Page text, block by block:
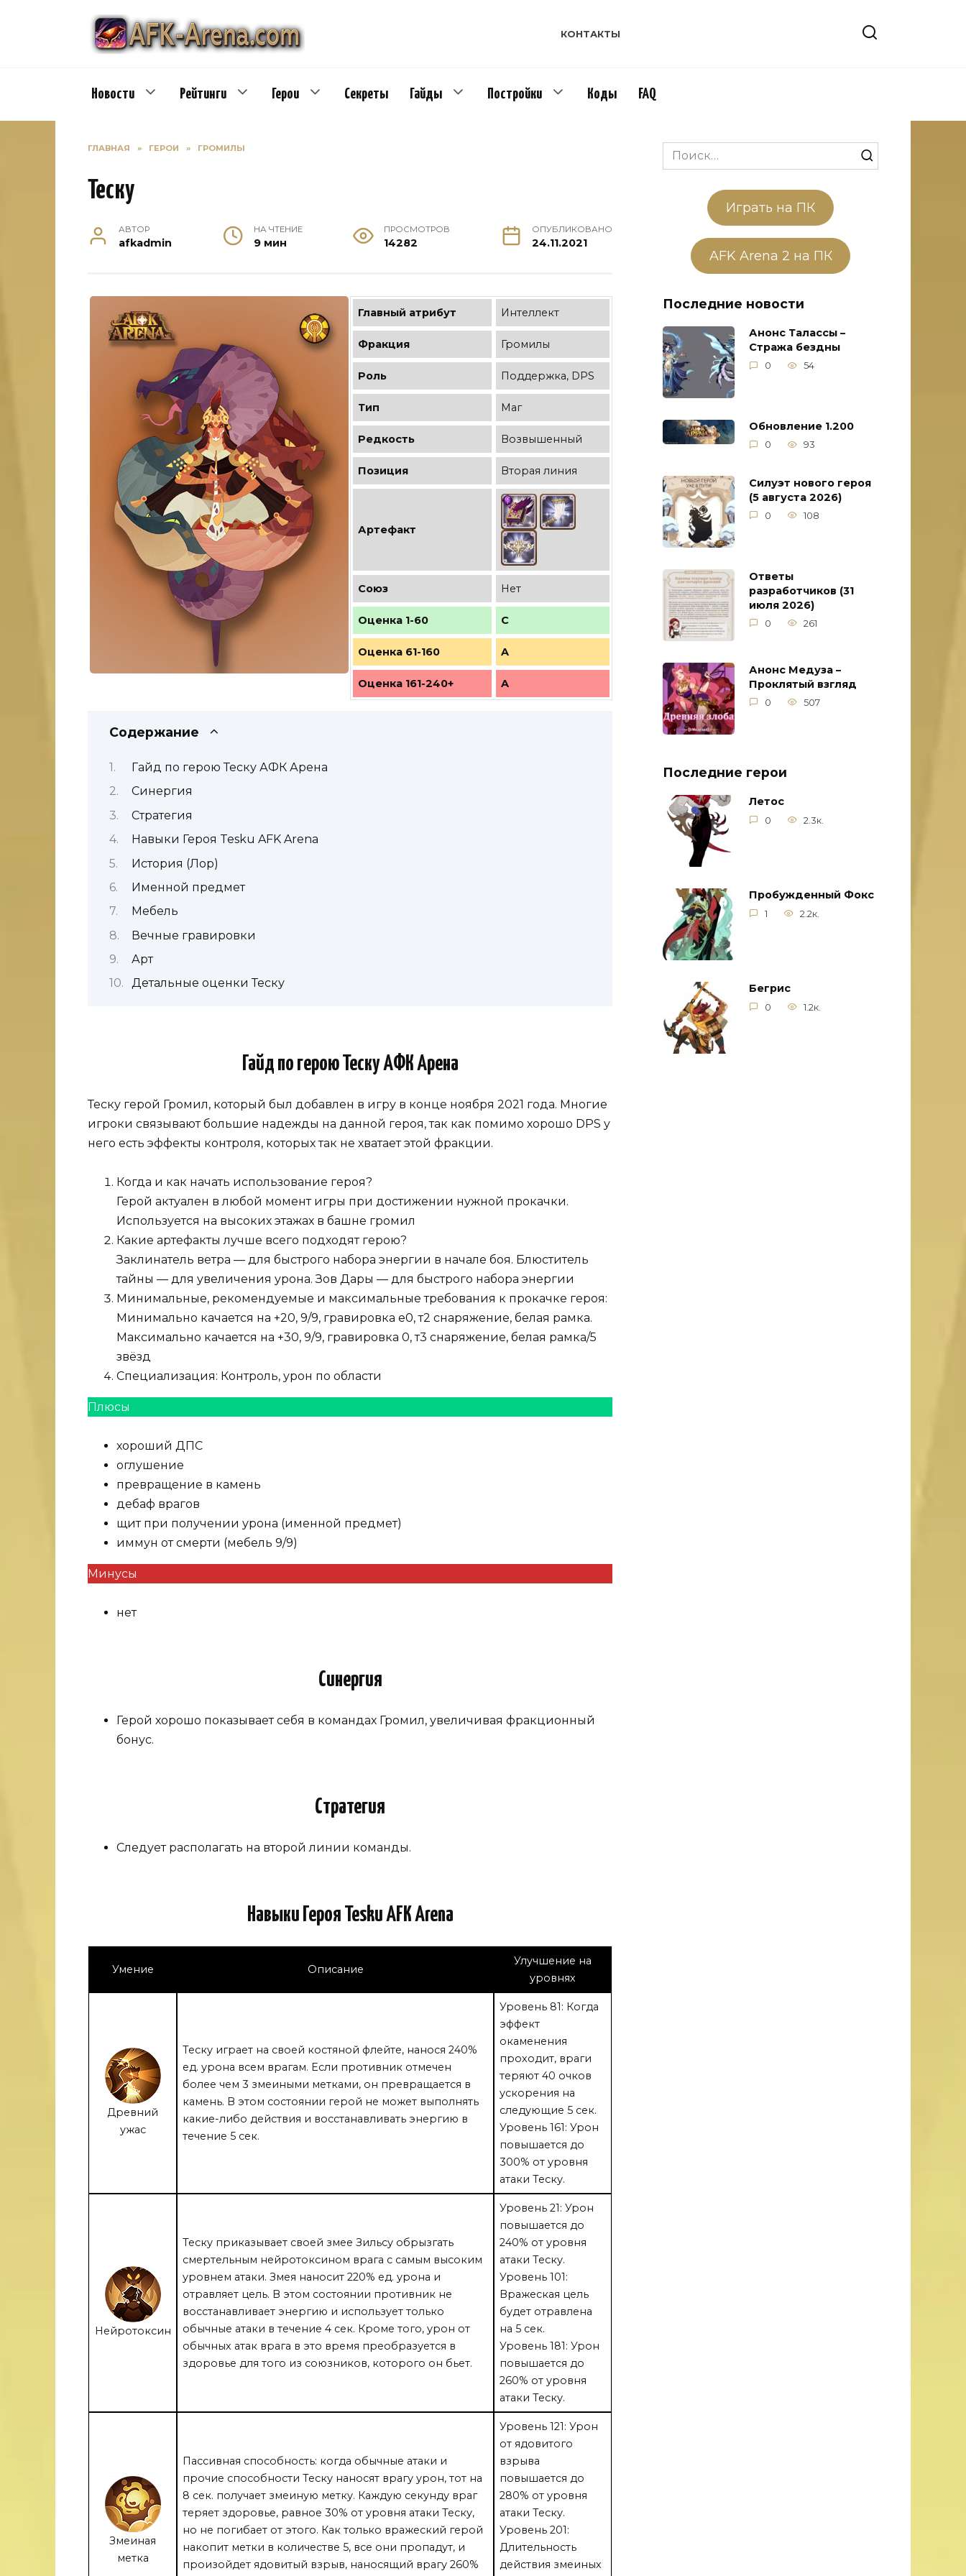
КОНТАКТЫ
Новости Рейтинги Герои Секреты Гайды Постройки Коды FAQ
ГЛАВНАЯ » ГЕРОИ » ГРОМИЛЫ
Теску
АВТОР
afkadmin
НА ЧТЕНИЕ
9 мин
ПРОСМОТРОВ
14282
ОПУБЛИКОВАНО
24.11.2021
Главный атрибут Интеллект
Фракция Громилы
Роль Поддержка, DPS
Тип Маг
Редкость Возвышенный
Позиция Вторая линия
Артефакт
Союз Нет
Оценка 1-60 C
Оценка 61-160 A
Оценка 161-240+ A
Содержание
Гайд по герою Теску АФК Арена
Синергия
Стратегия
Навыки Героя Tesku AFK Arena
История (Лор)
Именной предмет
Мебель
Вечные гравировки
Арт
Детальные оценки Теску
Гайд по герою Теску АФК Арена
Теску герой Громил, который был добавлен в игру в конце ноября 2021 года. Многие
игроки связывают большие надежды на данной героя, так как помимо хорошо DPS у
него есть эффекты контроля, которых так не хватает этой фракции.
Когда и как начать использование героя?
Герой актуален в любой момент игры при достижении нужной прокачки.
Используется на высоких этажах в башне громил
Какие артефакты лучше всего подходят герою?
Заклинатель ветра — для быстрого набора энергии в начале боя. Блюститель
тайны — для увеличения урона. Зов Дары — для быстрого набора энергии
Минимальные, рекомендуемые и максимальные требования к прокачке героя:
Минимально качается на +20, 9/9, гравировка е0, т2 снаряжение, белая рамка.
Максимально качается на +30, 9/9, гравировка 0, т3 снаряжение, белая рамка/5
звёзд
Специализация: Контроль, урон по области
Плюсы
хороший ДПС
оглушение
превращение в камень
дебаф врагов
щит при получении урона (именной предмет)
иммун от смерти (мебель 9/9)
Минусы
нет
Синергия
Герой хорошо показывает себя в командах Громил, увеличивая фракционный
бонус.
Стратегия
Следует располагать на второй линии команды.
Навыки Героя Tesku AFK Arena
Умение Описание
Улучшение на
уровнях
Древний
ужас
Теску играет на своей костяной флейте, нанося 240%
ед. урона всем врагам. Если противник отмечен
более чем 3 змеиными метками, он превращается в
камень. В этом состоянии герой не может выполнять
какие-либо действия и восстанавливать энергию в
течение 5 сек.
Уровень 81: Когда
эффект
окаменения
проходит, враги
теряют 40 очков
ускорения на
следующие 5 сек.
Уровень 161: Урон
повышается до
300% от уровня
атаки Теску.
Нейротоксин
Теску приказывает своей змее Зильсу обрызгать
смертельным нейротоксином врага с самым высоким
уровнем атаки. Змея наносит 220% ед. урона и
отравляет цель. В этом состоянии противник не
восстанавливает энергию и использует только
обычные атаки в течение 4 сек. Кроме того, урон от
обычных атак врага в это время преобразуется в
здоровье для того из союзников, которого он бьет.
Уровень 21: Урон
повышается до
240% от уровня
атаки Теску.
Уровень 101:
Вражеская цель
будет отравлена
на 5 сек.
Уровень 181: Урон
повышается до
260% от уровня
атаки Теску.
Змеиная
метка
Пассивная способность: когда обычные атаки и
прочие способности Теску наносят врагу урон, тот на
8 сек. получает змеиную метку. Каждую секунду враг
теряет здоровье, равное 30% от уровня атаки Теску,
но не погибает от этого. Как только вражеский герой
накопит метки в количестве 5, все они пропадут, и
произойдет ядовитый взрыв, наносящий врагу 260%
Уровень 121: Урон
от ядовитого
взрыва
повышается до
280% от уровня
атаки Теску.
Уровень 201:
Длительность
действия змеиных
Search
for:
Играть на ПК
AFK Arena 2 на ПК
Последние новости
Анонс Талассы –
Стража бездны
0 54
Обновление 1.200
0 93
Силуэт нового героя
(5 августа 2026)
0 108
Ответы
разработчиков (31
июля 2026)
0 261
Анонс Медуза –
Проклятый взгляд
0 507
Последние герои
Летос
0 2.3к.
Пробужденный Фокс
1 2.2к.
Бегрис
0 1.2к.